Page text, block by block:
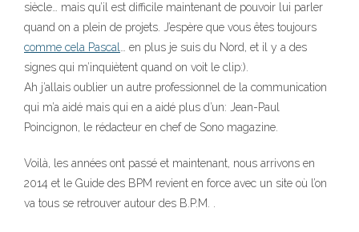
siècle… mais qu’il est difficile maintenant de pouvoir lui parler
quand on a plein de projets. J’espère que vous êtes toujours
comme cela Pascal… en plus je suis du Nord, et il y a des
signes qui m’inquiètent quand on voit le clip:).
Ah j’allais oublier un autre professionnel de la communication
qui m’a aidé mais qui en a aidé plus d’un: Jean-Paul
Poincignon, le rédacteur en chef de Sono magazine.
Voilà, les années ont passé et maintenant, nous arrivons en
2014 et le Guide des BPM revient en force avec un site où l’on
va tous se retrouver autour des B.P.M. .